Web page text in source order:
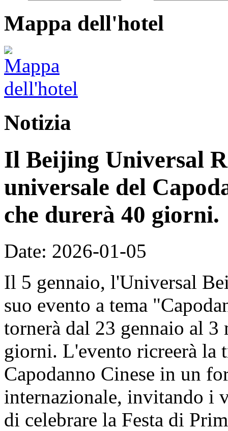
Mappa dell'hotel
Notizia
Il Beijing Universal
universale del
che durerà 40 giorni.
Date: 2026-01-05
Il 5 gennaio, l'Universal
suo evento a tema
tornerà dal 23 gennaio al 3
giorni. L'evento ricreerà la
Capodanno Cinese in un
internazionale, invitando i
di celebrare la Festa di